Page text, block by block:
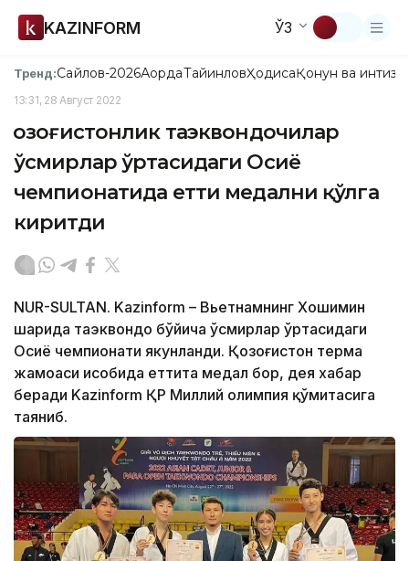
KAZINFORM ЎЗ
Тренд:Сайлов-2026АқордаТайинловҲодисаҚонун ва
13:31, 28 Август 2022
Қозоғистонлик таэквондочилар
ўсмирлар ўртасидаги Осиё
чемпионатида етти медални қўлга
киритди
NUR-SULTAN. Kazinform – Вьетнамнинг Хошимин
шаҳрида таэквондо бўйича ўсмирлар ўртасидаги
Осиё чемпионати якунланди. Қозоғистон терма
жамоаси ҳисобида еттита медал бор, дея хабар
беради Kazinform ҚР Миллий олимпия қўмитасига
таяниб.